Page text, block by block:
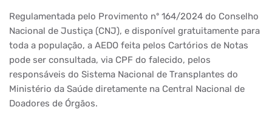
Regulamentada pelo Provimento nº 164/2024 do Conselho
Nacional de Justiça (CNJ), e disponível gratuitamente para
toda a população, a AEDO feita pelos Cartórios de Notas
pode ser consultada, via CPF do falecido, pelos
responsáveis do Sistema Nacional de Transplantes do
Ministério da Saúde diretamente na Central Nacional de
Doadores de Órgãos.